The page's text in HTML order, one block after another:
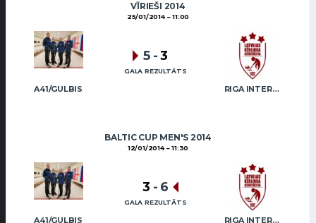
VĪRIEŠI 2014
25/01/2014 11:00
A41/GULBIS RIGA INTERNATIONAL CURLING CLUB / GRAY
5 -3
GALA REZULTĀTS
BALTIC CUP MEN'S 2014
12/01/2014 11:30
A41/GULBIS RIGA INTERNATIONAL CURLING CLUB / GRAY
3 - 6
GALA REZULTĀTS